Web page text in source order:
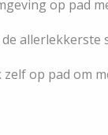
op pad
op pad om